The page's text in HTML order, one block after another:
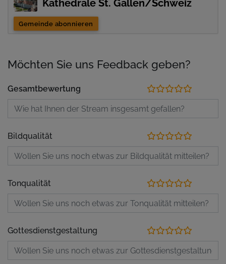
Kathedrale St. Gallen/Schweiz
Gemeinde abonnieren
Möchten Sie uns Feedback geben?
Gesamtbewertung
Bildqualität
Tonqualität
Gottesdienstgestaltung